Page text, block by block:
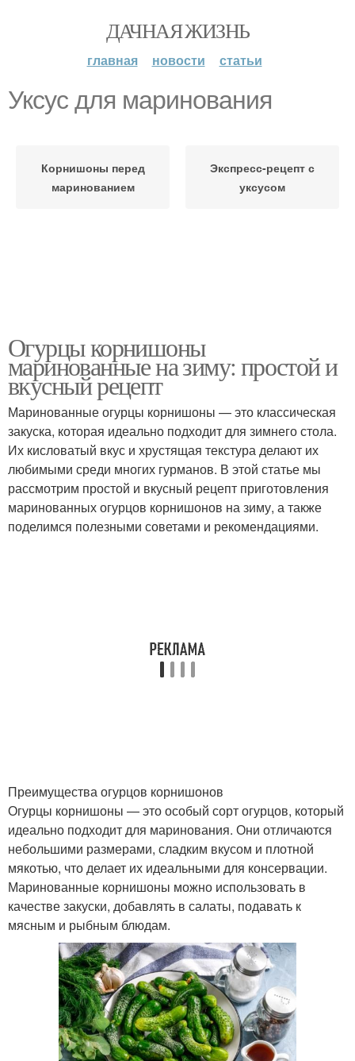
ДАЧНАЯ ЖИЗНЬ
главная новости статьи
Уксус для маринования
Корнишоны перед
маринованием
Экспресс-рецепт с
уксусом
Огурцы корнишоны
маринованные на зиму: простой и
вкусный рецепт
Маринованные огурцы корнишоны — это классическая
закуска, которая идеально подходит для зимнего стола.
Их кисловатый вкус и хрустящая текстура делают их
любимыми среди многих гурманов. В этой статье мы
рассмотрим простой и вкусный рецепт приготовления
маринованных огурцов корнишонов на зиму, а также
поделимся полезными советами и рекомендациями.
Преимущества огурцов корнишонов
Огурцы корнишоны — это особый сорт огурцов, который
идеально подходит для маринования. Они отличаются
небольшими размерами, сладким вкусом и плотной
мякотью, что делает их идеальными для консервации.
Маринованные корнишоны можно использовать в
качестве закуски, добавлять в салаты, подавать к
мясным и рыбным блюдам.